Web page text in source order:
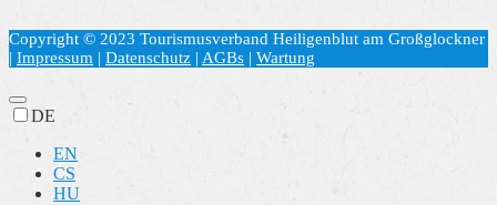
Copyright © 2023 Tourismusverband Heiligenblut am Großglockner
| Impressum | Datenschutz | AGBs | Wartung
DE
EN
CS
HU